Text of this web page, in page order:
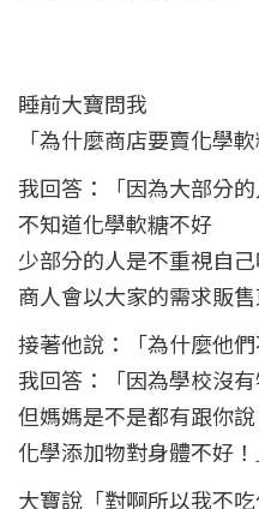
睡前大寶問我
「為什麼商店要賣化學軟
我回答：「因為大部分的
不知道化學軟糖不好
少部分的人是不重視自
商人會以大家的需求販售
接著他說：「為什麼他們
我回答：「因為學校沒
但媽媽是不是都有跟你說
化學添加物對身體不好！
大寶說「對啊所以我不